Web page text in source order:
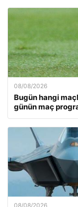
08/08/2026
Bugün hangi
günün maç
08/08/2026